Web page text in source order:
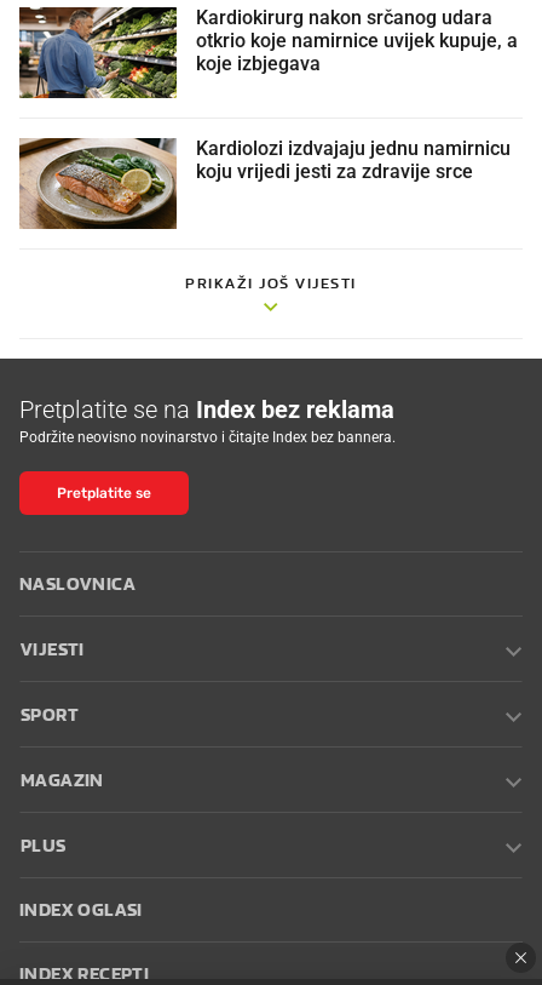
Kardiokirurg nakon srčanog udara
otkrio koje namirnice uvijek kupuje, a
koje izbjegava
Kardiolozi izdvajaju jednu namirnicu
koju vrijedi jesti za zdravije srce
PRIKAŽI JOŠ VIJESTI
Pretplatite se na Index bez reklama
Podržite neovisno novinarstvo i čitajte Index bez bannera.
Pretplatite se
NASLOVNICA
VIJESTI
SPORT
MAGAZIN
PLUS
INDEX OGLASI
INDEX RECEPTI